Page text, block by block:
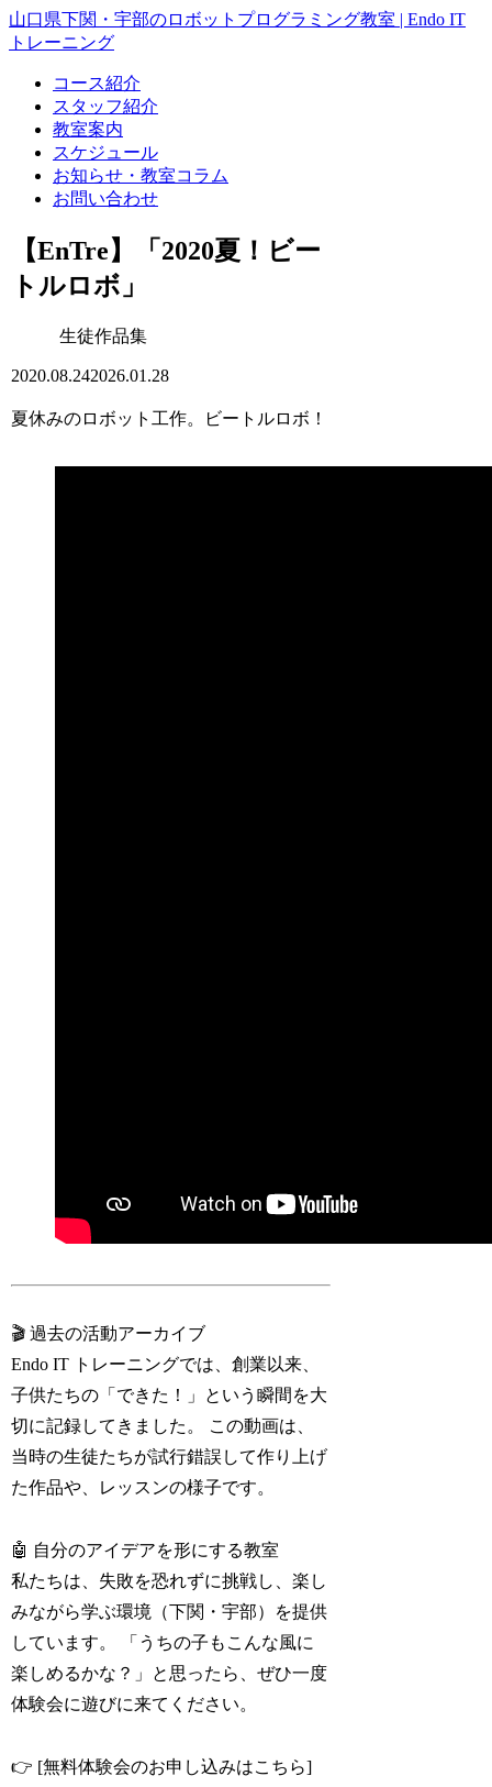
山口県下関・宇部のロボットプログラミング教室 | Endo IT
トレーニング
コース紹介
スタッフ紹介
教室案内
スケジュール
お知らせ・教室コラム
お問い合わせ
【EnTre】「2020夏！ビー
トルロボ」
生徒作品集
2020.08.242026.01.28
夏休みのロボット工作。ビートルロボ！
🎬 過去の活動アーカイブ
Endo IT トレーニングでは、創業以来、
子供たちの「できた！」という瞬間を大
切に記録してきました。 この動画は、
当時の生徒たちが試行錯誤して作り上げ
た作品や、レッスンの様子です。
🤖 自分のアイデアを形にする教室
私たちは、失敗を恐れずに挑戦し、楽し
みながら学ぶ環境（下関・宇部）を提供
しています。 「うちの子もこんな風に
楽しめるかな？」と思ったら、ぜひ一度
体験会に遊びに来てください。
👉 [無料体験会のお申し込みはこちら]